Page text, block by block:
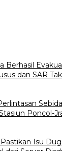
Berhasil
dan SAR
Poncol-
Isu